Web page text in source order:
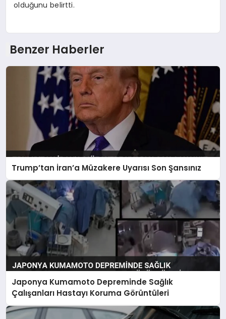
olduğunu belirtti.
Benzer Haberler
Trump’tan İran’a Müzakere Uyarısı Son Şansınız
Japonya Kumamoto Depreminde Sağlık
Çalışanları Hastayı Koruma Görüntüleri